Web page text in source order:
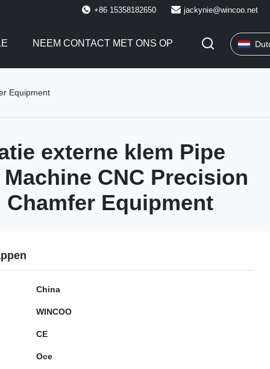
+86 15358182650 jackynie@wincoo.net
NEEM CONTACT MET ONS OP
Equipment
externe klem Pipe
CNC Precision
Chamfer Equipment
China
WINCOO
CE
Oce